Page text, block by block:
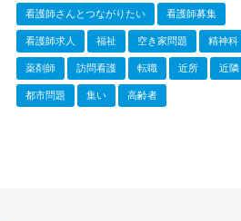
看護師さんとつながりたい 看護師募集
看護師求人 福祉 空き家問題 精神科
薬剤師 訪問看護 転職 近所 近隣
都市問題 集い 高齢者